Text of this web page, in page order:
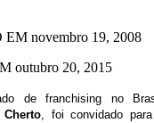
EM novembro 19, 2008
outubro 20, 2015
de franchising no
, foi convidado